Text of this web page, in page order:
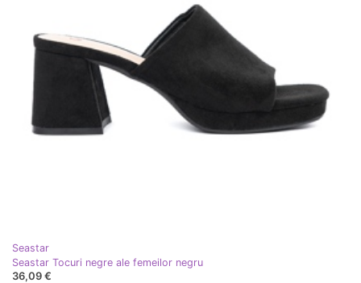
Seastar
Seastar Tocuri negre ale femeilor negru
36,09 €